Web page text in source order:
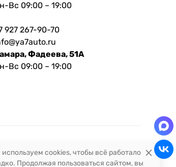
Вс 09:00 – 19:00
927 267-90-70
Фадеева, 51А
Вс 09:00 – 19:00
cookies, чтобы всё работало
Продолжая пользоваться сайтом, вы